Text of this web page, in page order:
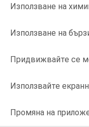
Използване на
Използване на
Придвижвайте се
Използвайте
Промяна на